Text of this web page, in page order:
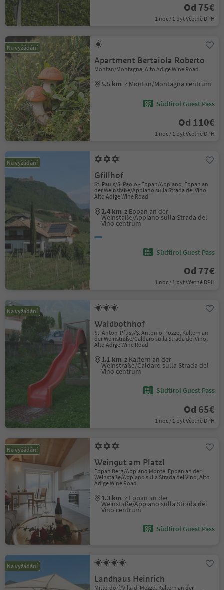
Od 75€
1 noc / 1 byt Včetně DPH
Na vyžádání
Apartment Bertaiola Roberto
Montan/Montagna, Alto Adige Wine Road
5.5 km z Montan/Montagna centrum
Südtirol Guest Pass
Od 110€
1 noc / 1 byt Včetně DPH
Na vyžádání
Gfillhof
St. Pauls/S. Paolo - Eppan/Appiano, Eppan an
der Weinstaße/Appiano sulla Strada del Vino,
Alto Adige Wine Road
2.4 km z Eppan an der
Weinstaße/Appiano sulla Strada del
Vino centrum
Südtirol Guest Pass
Od 77€
1 noc / 1 byt Včetně DPH
Na vyžádání
Waldbothhof
St. Anton-Pfuss/S. Antonio-Pozzo, Kaltern an
der Weinstraße/Caldaro sulla Strada del Vino,
Alto Adige Wine Road
1.1 km z Kaltern an der
Weinstraße/Caldaro sulla Strada del
Vino centrum
Südtirol Guest Pass
Od 65€
1 noc / 1 byt Včetně DPH
Na vyžádání
Weingut am Platzl
Eppan Berg/Appiano Monte, Eppan an der
Weinstaße/Appiano sulla Strada del Vino, Alto
Adige Wine Road
1.3 km z Eppan an der
Weinstaße/Appiano sulla Strada del
Vino centrum
Südtirol Guest Pass
Na vyžádání
Landhaus Heinrich
Mitterdorf/Villa di Mezzo, Kaltern an der